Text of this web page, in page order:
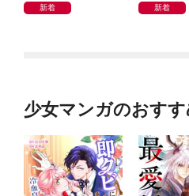
新着 新着
少女マンガのおす